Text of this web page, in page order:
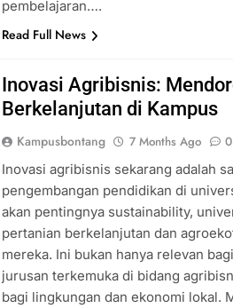
pembelajaran….
Read Full News
Inovasi Agribisnis:
Berkelanjutan di Kampus
Kampusbontang 7 Months Ago 0
Inovasi agribisnis sekarang adalah
pengembangan pendidikan di
akan pentingnya sustainability,
pertanian berkelanjutan dan
mereka. Ini bukan hanya relevan
jurusan terkemuka di bidang
bagi lingkungan dan ekonomi lokal.